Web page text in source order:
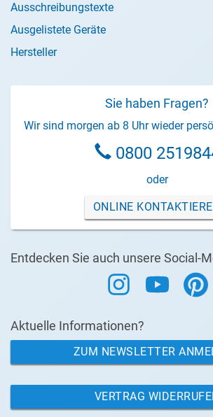
Ausschreibungstexte
Ausgelistete Geräte
Hersteller
Sie haben Fragen?
Wir sind morgen ab 8 Uhr wieder
0800
oder
ONLINE
Entdecken Sie auch unsere Social-
Aktuelle Informationen?
ZUM NEWSLETTER
VERTRAG